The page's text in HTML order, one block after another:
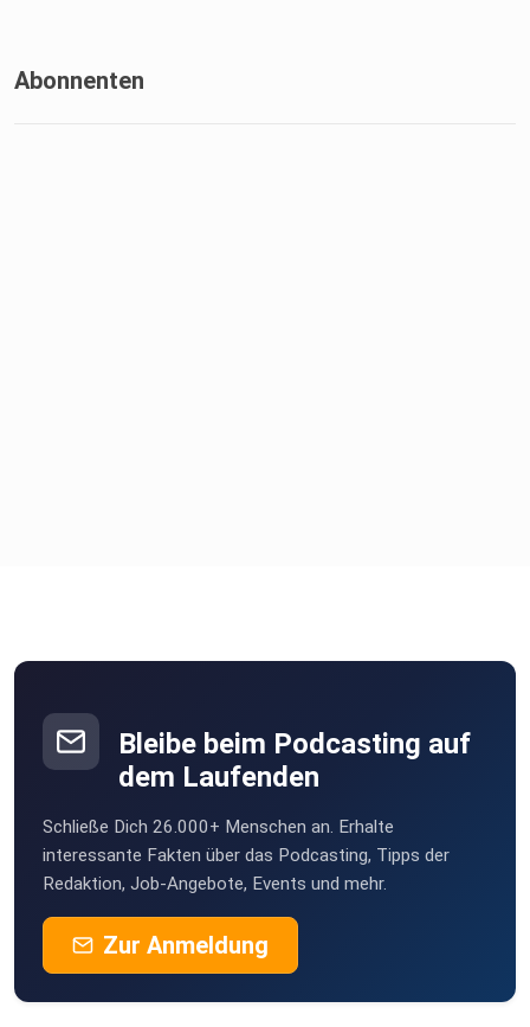
Abonnenten
Bleibe beim Podcasting auf
dem Laufenden
Schließe Dich 26.000+ Menschen an. Erhalte
interessante Fakten über das Podcasting, Tipps der
Redaktion, Job-Angebote, Events und mehr.
Zur Anmeldung